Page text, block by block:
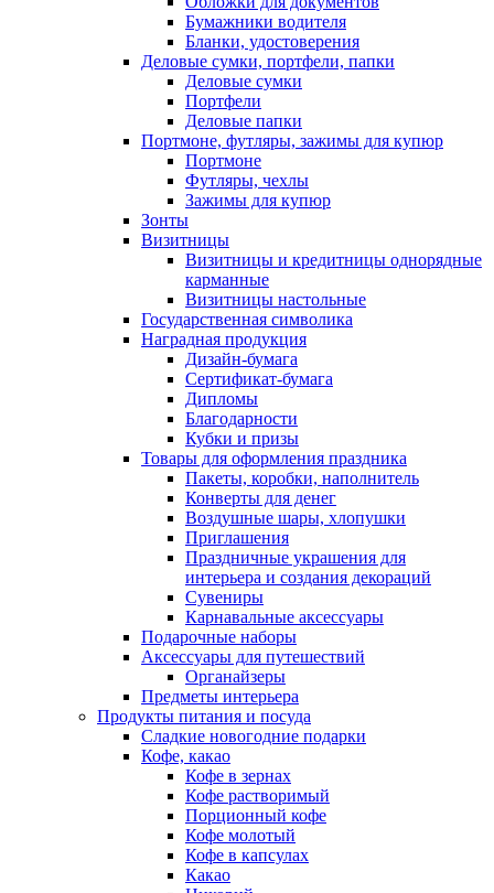
Бумажники водителя
Бланки, удостоверения
Деловые сумки, портфели, папки
Деловые сумки
Портфели
Деловые папки
Портмоне, футляры, зажимы для купюр
Портмоне
Футляры, чехлы
Зажимы для купюр
Зонты
Визитницы
Визитницы и кредитницы однорядные
карманные
Визитницы настольные
Государственная символика
Наградная продукция
Дизайн-бумага
Сертификат-бумага
Дипломы
Благодарности
Кубки и призы
Товары для оформления праздника
Пакеты, коробки, наполнитель
Конверты для денег
Воздушные шары, хлопушки
Приглашения
Праздничные украшения для
интерьера и создания декораций
Сувениры
Карнавальные аксессуары
Подарочные наборы
Аксессуары для путешествий
Органайзеры
Предметы интерьера
Продукты питания и посуда
Сладкие новогодние подарки
Кофе, какао
Кофе в зернах
Кофе растворимый
Порционный кофе
Кофе молотый
Кофе в капсулах
Какао